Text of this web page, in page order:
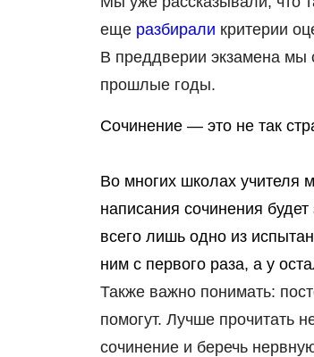
еще разбирали критерии
В преддверии экзамена мы
прошлые годы.
Сочинение — это не так
Во многих школах учителя
написания сочинения
всего лишь одно из
ним с первого раза, а у
Также важно понимать:
помогут. Лучше прочитать
сочинение и беречь